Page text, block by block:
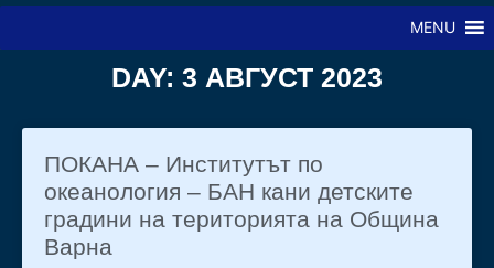
MENU
DAY: 3 АВГУСТ 2023
ПОКАНА – Институтът по
океанология – БАН кани детските
градини на територията на Община
Варна